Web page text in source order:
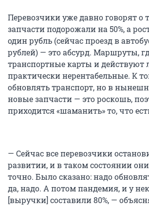
Перевозчики уже давно говорят о
запчасти подорожали на 50%, а
один рубль (сейчас проезд в
рублей) — это абсурд. Маршруты,
транспортные карты и действуют
практически нерентабельные. К
обновлять транспорт, но в
новые запчасти — это роскошь,
приходится «шаманить» то, что
— Сейчас все перевозчики
развитии, и в таком состоянии
точно. Было сказано: надо
да, надо. А потом пандемия, и у
[выручки] составили 80%, —